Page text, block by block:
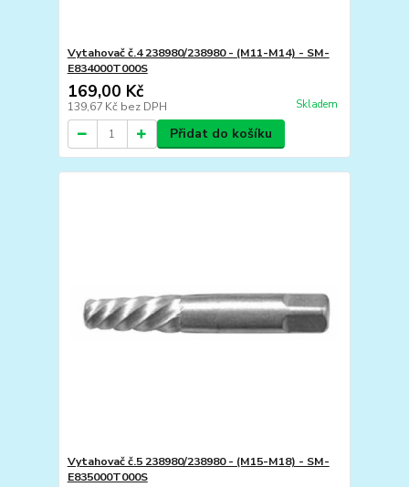
Vytahovač č.4 238980/238980 - (M11-M14) - SM-
E834000T000S
169,00 Kč
139,67 Kč bez DPH Skladem
Přidat do košíku
Vytahovač č.5 238980/238980 - (M15-M18) - SM-
E835000T000S